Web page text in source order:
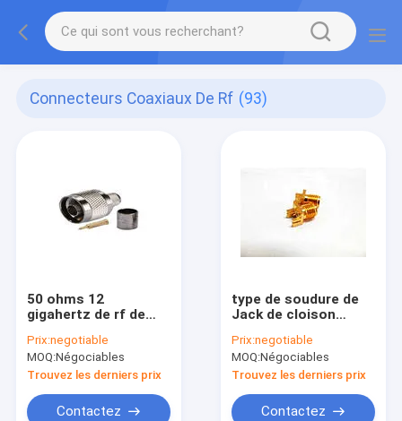
Connecteurs Coaxiaux De Rf (93)
50 ohms 12
gigahertz de rf de
coaxiaux de prise
masculine de cuir
embouti d'acier
inoxydable de
matériel de corps
Prix:negotiable
MOQ:Négociables
Trouvez les derniers prix
Contactez
type de soudure de
Jack de cloison
de bâti de carte PCB
de connecteurs
coaxiaux de 12.4GHz
SMA rf
Prix:negotiable
MOQ:Négociables
Trouvez les derniers prix
Contactez